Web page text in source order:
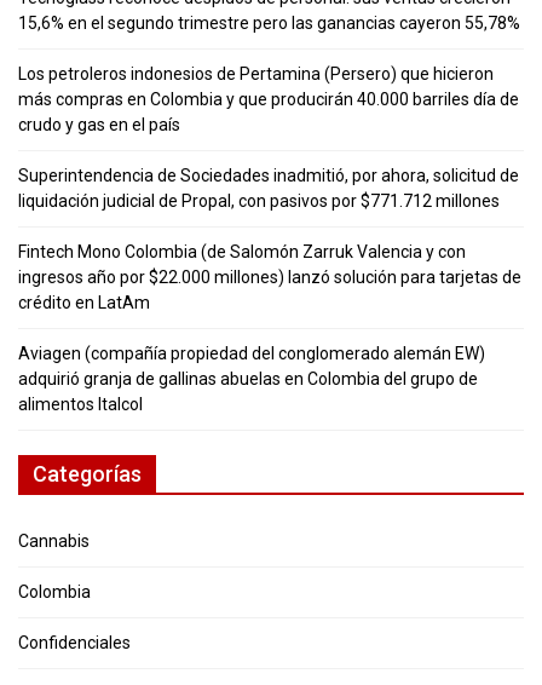
15,6% en el segundo trimestre pero las ganancias cayeron 55,78%
Los petroleros indonesios de Pertamina (Persero) que hicieron
más compras en Colombia y que producirán 40.000 barriles día de
crudo y gas en el país
Superintendencia de Sociedades inadmitió, por ahora, solicitud de
liquidación judicial de Propal, con pasivos por $771.712 millones
Fintech Mono Colombia (de Salomón Zarruk Valencia y con
ingresos año por $22.000 millones) lanzó solución para tarjetas de
crédito en LatAm
Aviagen (compañía propiedad del conglomerado alemán EW)
adquirió granja de gallinas abuelas en Colombia del grupo de
alimentos Italcol
Categorías
Cannabis
Colombia
Confidenciales